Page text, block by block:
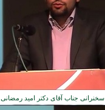
سخنرانی جناب آقای دکتر امید رمضانی